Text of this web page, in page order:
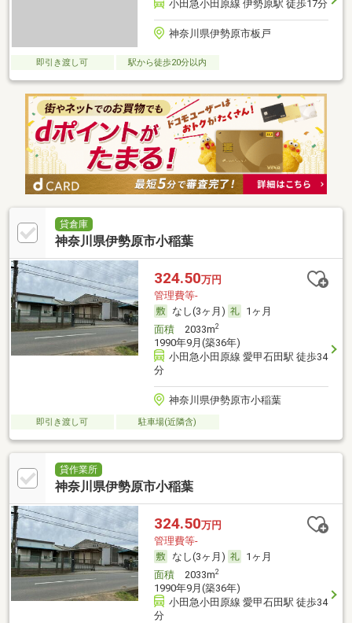
小田急小田原線 伊勢原駅 徒歩17分
神奈川県伊勢原市板戸
即引き渡し可 駅から徒歩20分以内
貸倉庫
神奈川県伊勢原市小稲葉
324.50万円
管理費等-
なし(3ヶ月)
1ヶ月
面積2033m2
1990年9月(築36年)
小田急小田原線 愛甲石田駅 徒歩34
分
神奈川県伊勢原市小稲葉
即引き渡し可 駐車場(近隣含)
貸作業所
神奈川県伊勢原市小稲葉
324.50万円
管理費等-
なし(3ヶ月)
1ヶ月
面積2033m2
1990年9月(築36年)
小田急小田原線 愛甲石田駅 徒歩34
分